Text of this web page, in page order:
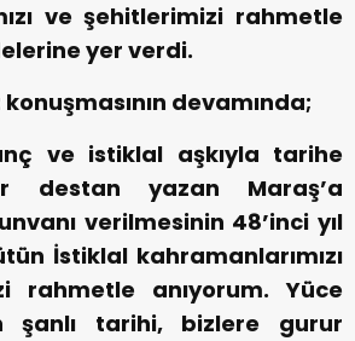
ve şehitlerimizi rahmetle
yer verdi.
devamında;
ve istiklal aşkıyla tarihe
destan yazan Maraş’a
verilmesinin 48’inci yıl
İstiklal kahramanlarımızı
rahmetle anıyorum. Yüce
şanlı tarihi, bizlere gurur